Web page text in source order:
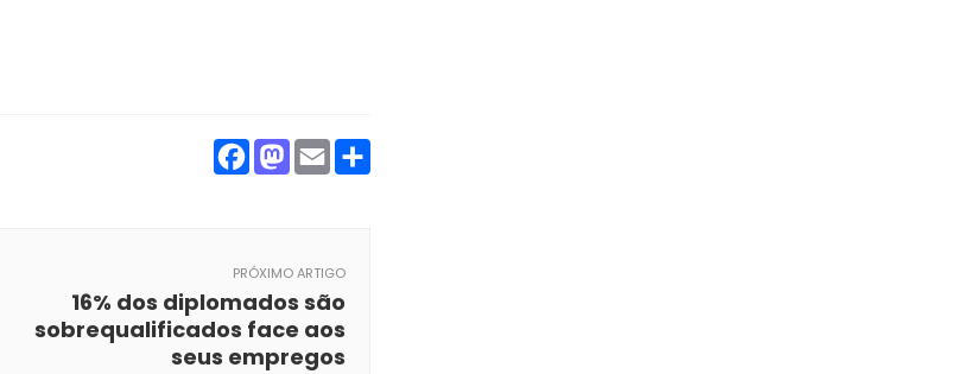
Facebook
Mastodon
Email
PRÓXIMO ARTIGO
16% dos diplomados são
sobrequalificados face aos
seus empregos